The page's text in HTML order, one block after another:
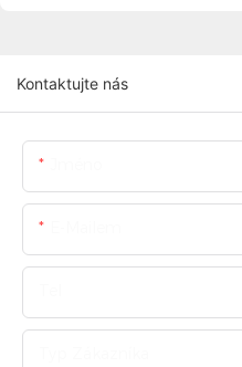
Kontaktujte nás